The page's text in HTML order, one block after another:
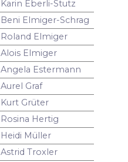
Karin Eberli-Stutz
Beni Elmiger-Schrag
Roland Elmiger
Alois Elmiger
Angela Estermann
Aurel Graf
Kurt Grüter
Rosina Hertig
Heidi Müller
Astrid Troxler